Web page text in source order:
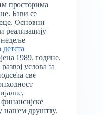
просторима
Бави се
Основни
реализацију
недеље
1989. године.
услова за
све
нашем друштву.